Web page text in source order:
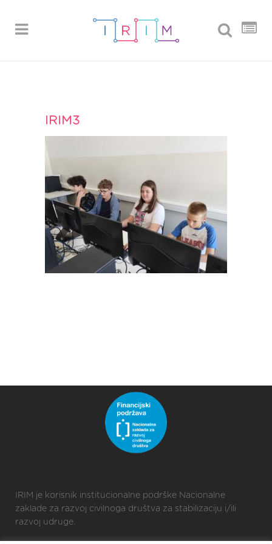
IRIM3
IRIM je korisnik institucionalne podrške Nacionalne
zaklade za razvoj civilnoga društva za stabilizaciju i/ili
razvoj udruge.